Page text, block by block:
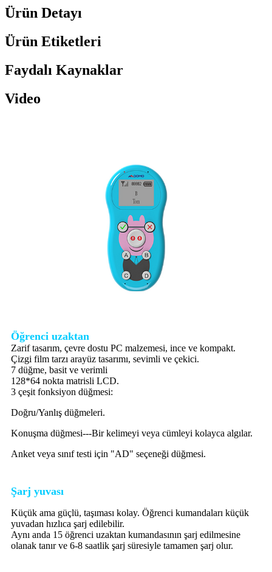
Ürün Detayı
Ürün Etiketleri
Faydalı Kaynaklar
Video
Öğrenci uzaktan
Zarif tasarım, çevre dostu PC malzemesi, ince ve kompakt.
Çizgi film tarzı arayüz tasarımı, sevimli ve çekici.
7 düğme, basit ve verimli
128*64 nokta matrisli LCD.
3 çeşit fonksiyon düğmesi:
Doğru/Yanlış düğmeleri.
Konuşma düğmesi---Bir kelimeyi veya cümleyi kolayca algılar.
Anket veya sınıf testi için "AD" seçeneği düğmesi.
Şarj yuvası
Küçük ama güçlü, taşıması kolay. Öğrenci kumandaları küçük
yuvadan hızlıca şarj edilebilir.
Aynı anda 15 öğrenci uzaktan kumandasının şarj edilmesine
olanak tanır ve 6-8 saatlik şarj süresiyle tamamen şarj olur.